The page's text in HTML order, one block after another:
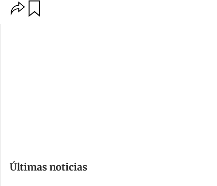
p
m
Últimas noticias